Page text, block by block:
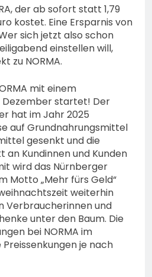
der ab sofort statt 1,79
kostet. Eine Ersparnis von
sich jetzt also schon
einstellen will,
zu NORMA.
mit einem
Dezember startet! Der
hat im Jahr 2025
auf Grundnahrungsmittel
gesenkt und die
Kundinnen und Kunden
wird das Nürnberger
Motto „Mehr fürs Geld“
weiterhin
Verbraucherinnen und
unter den Baum. Die
bei NORMA im
je nach